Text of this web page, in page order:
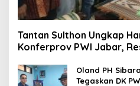
Tantan Sulthon Ungkap
Konferprov PWI Jabar,
Oland PH
Tegaskan DK